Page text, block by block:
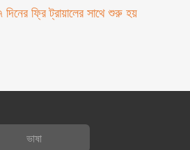
ফ্রি ট্রায়ালের সাথে শুরু হয়
ভাষা